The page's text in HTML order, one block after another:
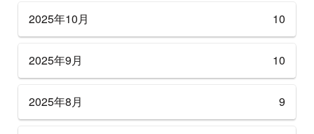
2025年10月 10
2025年9月 10
2025年8月 9